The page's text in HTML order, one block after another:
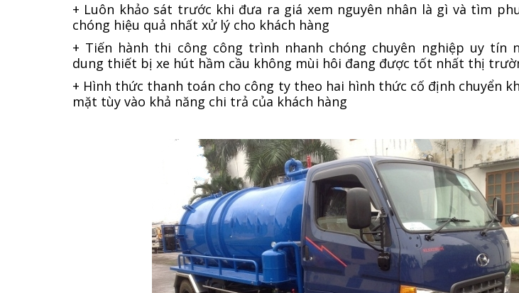
+ Luôn khảo sát trước khi đưa ra giá xem nguyên nhân là gì và tìm
chóng hiệu quả nhất xử lý cho khách hàng
+ Tiến hành thi công công trình nhanh chóng chuyên nghiệp uy tín
dung thiết bị xe hút hầm cầu không mùi hôi đang được tốt nhất thị
+ Hình thức thanh toán cho công ty theo hai hình thức cố định chuyển
mặt tùy vào khả năng chi trả của khách hàng